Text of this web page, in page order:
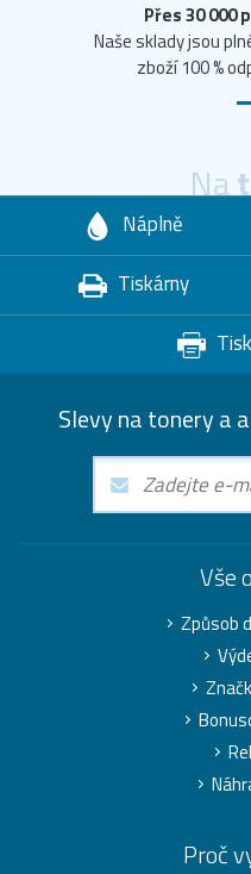
Přes 30 000
Naše sklady jsou
zboží 100 %
Na
Náplně
Tiskárny
Slevy na tonery a
Vše
Způsob
Proč